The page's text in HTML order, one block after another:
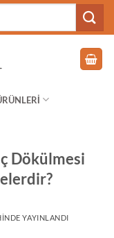
Dökülmesi
YAYINLANDI